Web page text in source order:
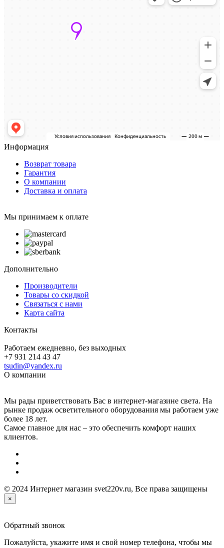
Информация
Возврат товара
Гарантия
О компании
Доставка и оплата
Мы принимаем к оплате
Дополнительно
Производители
Товары со скидкой
Связаться с нами
Карта сайта
Контакты
Работаем ежедневно, без выходных
+7 931 214 43 47
tsudin@yandex.ru
О компании
Мы рады приветствовать Вас в интернет-магазине света. На
рынке продаж осветительного оборудования мы работаем уже
более 18 лет.
Самое главное для нас – это обеспечить комфорт наших
клиентов.
© 2024 Интернет магазин svet220v.ru, Все права защищены
×
Обратный звонок
Пожалуйста, укажите имя и свой номер телефона, чтобы мы